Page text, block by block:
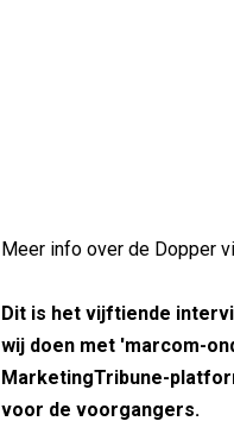
Meer info over de Dopper
Dit is het vijftiende
wij doen met 'marcom-
MarketingTribune-
voor de voorgangers.